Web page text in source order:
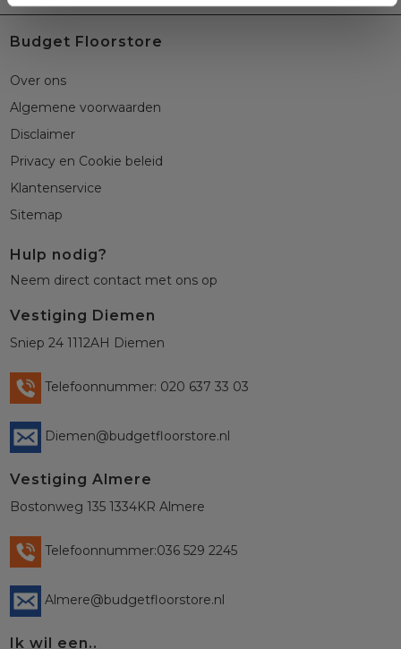
Budget Floorstore
Over ons
Algemene voorwaarden
Disclaimer
Privacy en Cookie beleid
Klantenservice
Sitemap
Hulp nodig?
Neem direct contact met ons op
Vestiging Diemen
Sniep 24 1112AH Diemen
Telefoonnummer: 020 637 33 03
Diemen@budgetfloorstore.nl
Vestiging Almere
Bostonweg 135 1334KR Almere
Telefoonnummer:036 529 2245
Almere@budgetfloorstore.nl
Ik wil een..